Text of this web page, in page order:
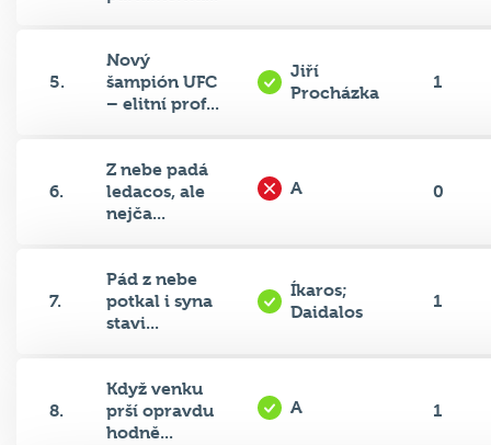
5.
Nový
šampión UFC
– elitní prof...
Jiří
Procházka
1
6.
Z nebe padá
ledacos, ale
nejča...
A 0
7.
Pád z nebe
potkal i syna
stavi...
Íkaros;
Daidalos
1
8.
Když venku
prší opravdu
hodně...
A 1